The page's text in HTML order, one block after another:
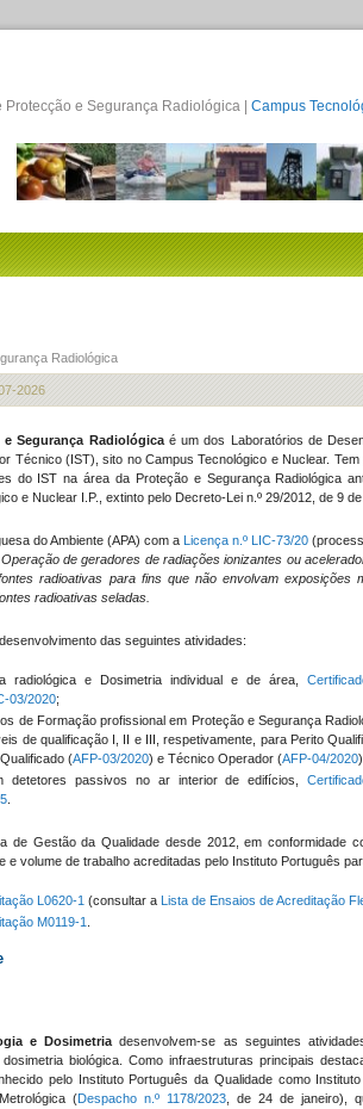
Protecção e Segurança Radiológica | Campus
Radiológica
2026
Segurança Radiológicaé um dos Laboratórios de
Técnico (IST), sito no Campus Tecnológico e Nuclear.
do IST na área da Proteção e Segurança Radiológica
e Nuclear I.P., extinto pelo Decreto-Lei n.º 29/2012, de 9 de
do Ambiente (APA) com a Licença n.º LIC-73/20
de geradores de radiações ionizantes ou
radioativas para fins que não envolvam exposições
radioativas seladas.
das seguintes atividades:
radiológica e Dosimetria individual e de área,
03/2020;
de Formação profissional em Proteção e Segurança
de qualificação I, II e III, respetivamente, para Perito
(AFP-03/2020) e Técnico Operador (AFP-04/2020
detetores passivos no ar interior de edifícios,
de Gestão da Qualidade desde 2012, em conformidade
e volume de trabalho acreditadas pelo Instituto Português
L0620-1 (consultar a Lista de Ensaios de Acreditação
M0119-1
e Dosimetria desenvolvem-se as seguintes
biológica. Como infraestruturas principais
pelo Instituto Português da Qualidade como
(Despacho n.º 1178/2023 , de 24 de janeiro),